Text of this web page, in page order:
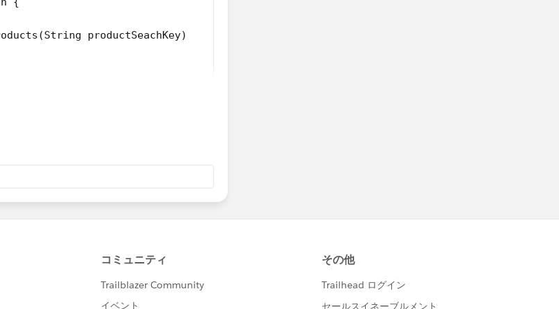
no-async-operation
{
productSeachKey)
FROM Product2 WHERE IsActive= true AND
= false AND Base_Price_List_Item__c != null AND (Name LIKE :
ASC NULLS LAST];
FROM Product2 WHERE IsActive= true AND